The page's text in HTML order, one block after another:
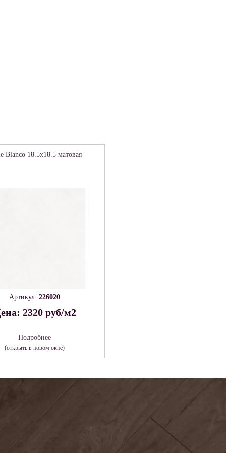
Blanco 18.5х18.5 матовая
Артикул: 226020
2320 руб/м2
Подробнее
(открыть в новом окне)